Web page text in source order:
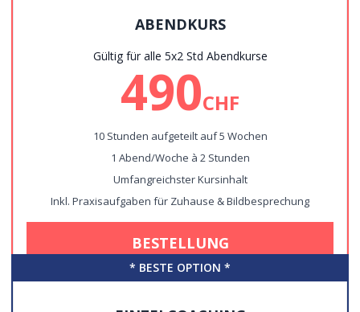
ABENDKURS
Gültig für alle 5x2 Std Abendkurse
490CHF
10 Stunden aufgeteilt auf 5 Wochen
1 Abend/Woche à 2 Stunden
Umfangreichster Kursinhalt
Inkl. Praxisaufgaben für Zuhause & Bildbesprechung
BESTELLUNG
* BESTE OPTION *